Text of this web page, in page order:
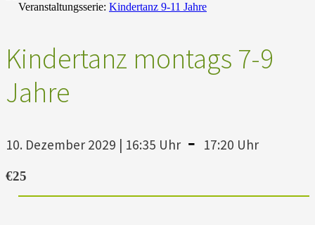
Veranstaltungsserie: Kindertanz 9-11 Jahre
Kindertanz montags 7-9
Jahre
10. Dezember 2029 | 16:35 Uhr - 17:20 Uhr
€25